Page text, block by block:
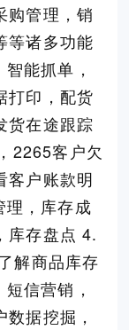
购管理，销
等诸多功能
能抓单，
打印，配货
货在途跟踪
2265客户欠
客户账款明
，库存成
库存盘点 4.
解商品库存
信营销，
据挖掘，